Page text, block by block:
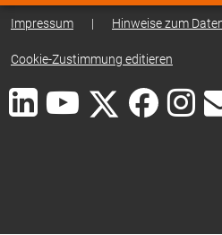
Impressum | Hinweise zum
Cookie-Zustimmung editieren